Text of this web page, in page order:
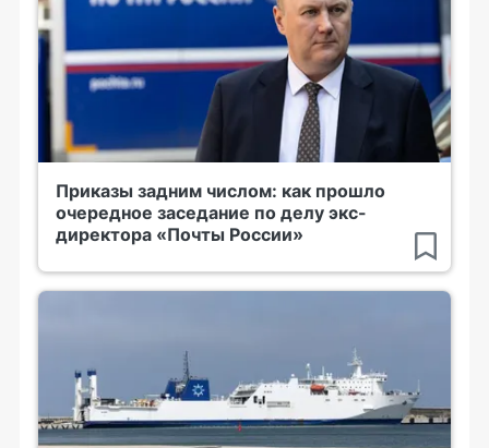
Приказы задним числом: как прошло
очередное заседание по делу экс-
директора «Почты России»